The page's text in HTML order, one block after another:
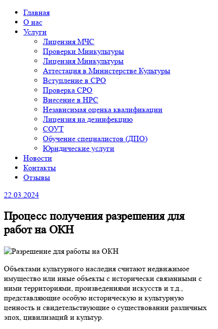
Главная
О нас
Услуги
Лицензия МЧС
Проверки Минкультуры
Лицензия Минкультуры
Аттестация в Министерстве Культуры
Вступление в СРО
Проверка СРО
Внесение в НРС
Независимая оценка квалификации
Лицензия на дезинфекцию
СОУТ
Обучение специалистов (ДПО)
Юридические услуги
Новости
Контакты
Отзывы
22.03.2024
Процесс получения разрешения для
работ на ОКН
Объектами культурного наследия считают недвижимое
имущество или иные объекты с исторически связанными с
ними территориями, произведениями искусств и т.д.,
представляющие особую историческую и культурную
ценность и свидетельствующие о существовании различных
эпох, цивилизаций и культур.